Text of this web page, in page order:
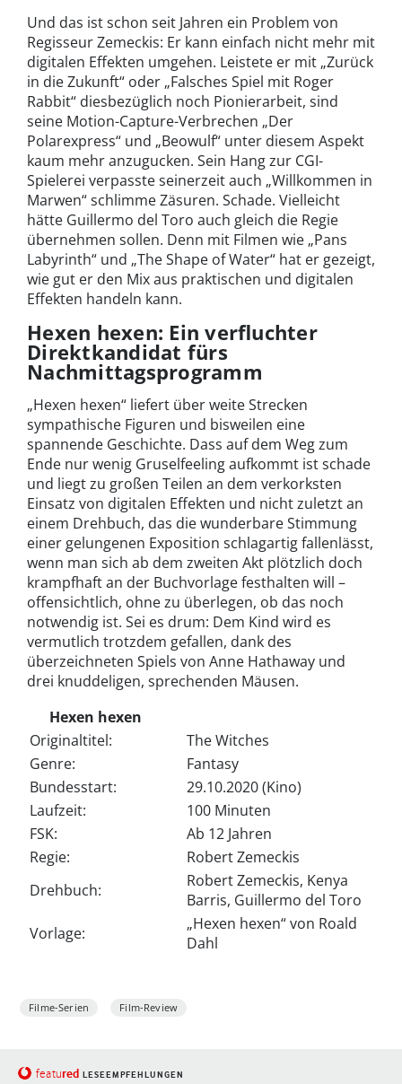
Und das ist schon seit Jahren ein Problem von
Regisseur Zemeckis: Er kann einfach nicht mehr mit
digitalen Effekten umgehen. Leistete er mit „Zurück
in die Zukunft“ oder „Falsches Spiel mit Roger
Rabbit“ diesbezüglich noch Pionierarbeit, sind
seine Motion-Capture-Verbrechen „Der
Polarexpress“ und „Beowulf“ unter diesem Aspekt
kaum mehr anzugucken. Sein Hang zur CGI-
Spielerei verpasste seinerzeit auch „Willkommen in
Marwen“ schlimme Zäsuren. Schade. Vielleicht
hätte Guillermo del Toro auch gleich die Regie
übernehmen sollen. Denn mit Filmen wie „Pans
Labyrinth“ und „The Shape of Water“ hat er gezeigt,
wie gut er den Mix aus praktischen und digitalen
Effekten handeln kann.
Hexen hexen: Ein verfluchter
Direktkandidat fürs
Nachmittagsprogramm
„Hexen hexen“ liefert über weite Strecken
sympathische Figuren und bisweilen eine
spannende Geschichte. Dass auf dem Weg zum
Ende nur wenig Gruselfeeling aufkommt ist schade
und liegt zu großen Teilen an dem verkorksten
Einsatz von digitalen Effekten und nicht zuletzt an
einem Drehbuch, das die wunderbare Stimmung
einer gelungenen Exposition schlagartig fallenlässt,
wenn man sich ab dem zweiten Akt plötzlich doch
krampfhaft an der Buchvorlage festhalten will –
offensichtlich, ohne zu überlegen, ob das noch
notwendig ist. Sei es drum: Dem Kind wird es
vermutlich trotzdem gefallen, dank des
überzeichneten Spiels von Anne Hathaway und
drei knuddeligen, sprechenden Mäusen.
Hexen hexen
Originaltitel:
The Witches
Genre:
Fantasy
Bundesstart:
29.10.2020 (Kino)
Laufzeit:
100 Minuten
FSK:
Ab 12 Jahren
Regie:
Robert Zemeckis
Drehbuch:
Robert Zemeckis, Kenya
Barris, Guillermo del Toro
Vorlage:
„Hexen hexen“ von Roald
Dahl
Filme-Serien Film-Review
featured LESEEMPFEHLUNGEN